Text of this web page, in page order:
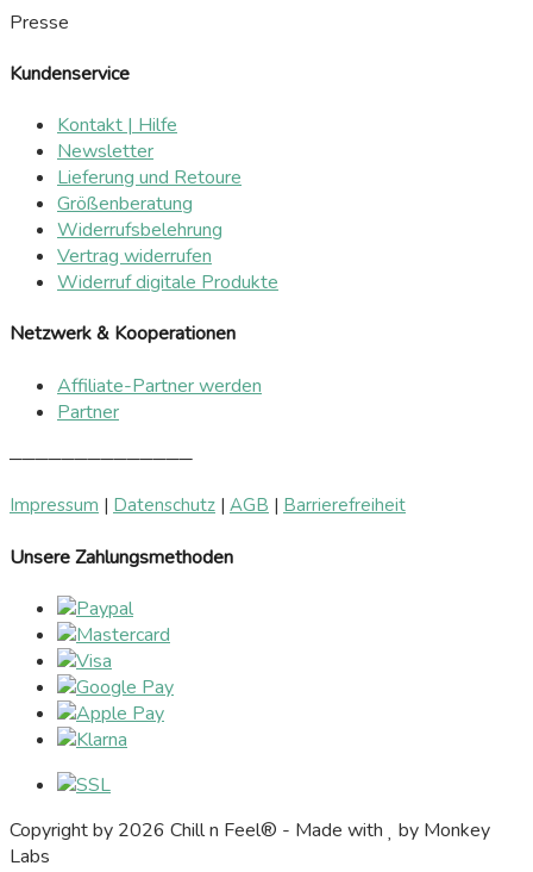
Presse
Kundenservice
Kontakt | Hilfe
Newsletter
Lieferung und Retoure
Größenberatung
Widerrufsbelehrung
Vertrag widerrufen
Widerruf digitale Produkte
Netzwerk & Kooperationen
Affiliate-Partner werden
Partner
──────────────
Impressum | Datenschutz | AGB | Barrierefreiheit
Unsere Zahlungsmethoden
Copyright by 2026 Chill n Feel® - Made with
by Monkey
Labs